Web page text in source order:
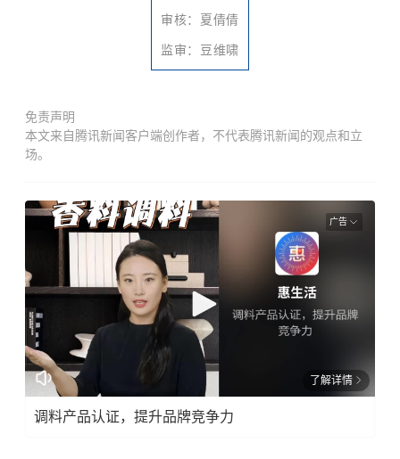
审核：夏倩倩
监审：豆维啸
免责声明
本文来自腾讯新闻客户端创作者，不代表腾讯新闻的观点和立
场。
广告
了解详情
调料产品认证，提升品牌竞争力